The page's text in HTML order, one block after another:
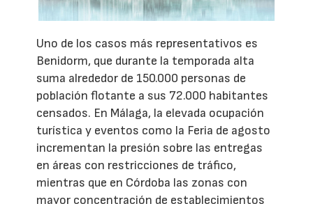
Uno de los casos más representativos es
Benidorm, que durante la temporada alta
suma alrededor de 150.000 personas de
población flotante a sus 72.000 habitantes
censados. En Málaga, la elevada ocupación
turística y eventos como la Feria de agosto
incrementan la presión sobre las entregas
en áreas con restricciones de tráfico,
mientras que en Córdoba las zonas con
mayor concentración de establecimientos